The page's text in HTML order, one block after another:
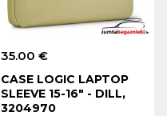
35.00 €
CASE LOGIC LAPTOP
SLEEVE 15-16" - DILL,
3204970